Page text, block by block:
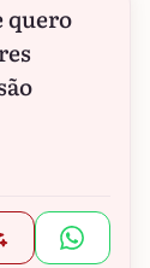
quero